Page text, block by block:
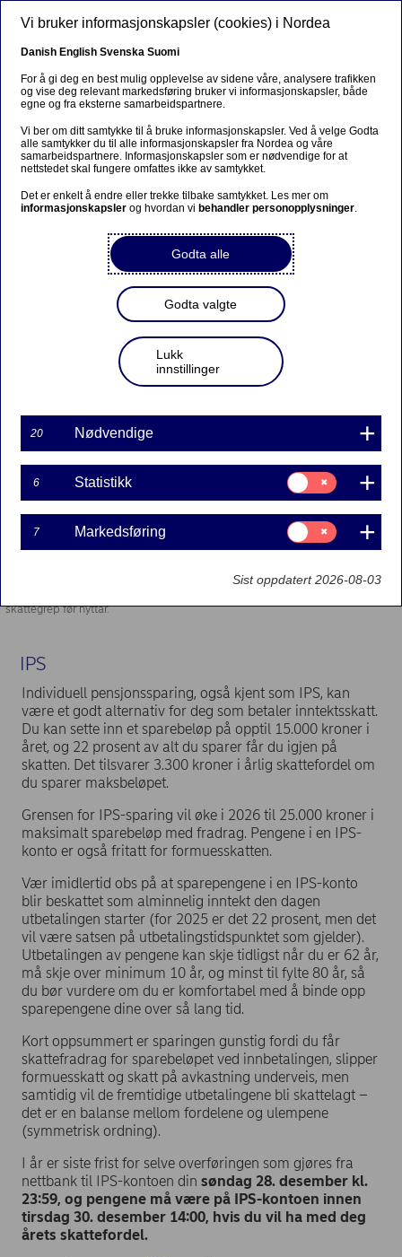
NO
Privatøkonomi
Ikke gå glipp av disse
skattegrepene før nyttår.
13-11-2025
Å bruke litt tid slik at du får utnyttet
skattefordelene nå før nyttår, kan være
økonomisk lønnsomt. Her er mine tips til hvilke
grep du kan ta:
skattegrep før nyttår.
IPS
Individuell pensjonssparing, også kjent som IPS, kan
være et godt alternativ for deg som betaler inntektsskatt.
Du kan sette inn et sparebeløp på opptil 15.000 kroner i
året, og 22 prosent av alt du sparer får du igjen på
skatten. Det tilsvarer 3.300 kroner i årlig skattefordel om
du sparer maksbeløpet.
Grensen for IPS-sparing vil øke i 2026 til 25.000 kroner i
maksimalt sparebeløp med fradrag. Pengene i en IPS-
konto er også fritatt for formuesskatten.
Vær imidlertid obs på at sparepengene i en IPS-konto
blir beskattet som alminnelig inntekt den dagen
utbetalingen starter (for 2025 er det 22 prosent, men det
vil være satsen på utbetalingstidspunktet som gjelder).
Utbetalingen av pengene kan skje tidligst når du er 62 år,
må skje over minimum 10 år, og minst til fylte 80 år, så
du bør vurdere om du er komfortabel med å binde opp
sparepengene dine over så lang tid.
Kort oppsummert er sparingen gunstig fordi du får
skattefradrag for sparebeløpet ved innbetalingen, slipper
formuesskatt og skatt på avkastning underveis, men
samtidig vil de fremtidige utbetalingene bli skattelagt –
det er en balanse mellom fordelene og ulempene
(symmetrisk ordning).
I år er siste frist for selve overføringen som gjøres fra
nettbank til IPS-kontoen din søndag 28. desember kl.
23:59, og pengene må være på IPS-kontoen innen
tirsdag 30. desember 14:00, hvis du vil ha med deg
årets skattefordel.
Vi bruker informasjonskapsler (cookies) i Nordea
Danish English Svenska Suomi
For å gi deg en best mulig opplevelse av sidene våre, analysere trafikken
og vise deg relevant markedsføring bruker vi informasjonskapsler, både
egne og fra eksterne samarbeidspartnere.
Vi ber om ditt samtykke til å bruke informasjonskapsler. Ved å velge Godta
alle samtykker du til alle informasjonskapsler fra Nordea og våre
samarbeidspartnere. Informasjonskapsler som er nødvendige for at
nettstedet skal fungere omfattes ikke av samtykket.
Det er enkelt å endre eller trekke tilbake samtykket. Les mer om
informasjonskapsler og hvordan vi behandler personopplysninger.
Godta alle
Godta valgte
Lukk
innstillinger
20 Nødvendige
6 Statistikk
Samtykke
til:
Statistikk
7 Markedsføring
Samtykke
til:
Markedsføring
Sist oppdatert 2026-08-03